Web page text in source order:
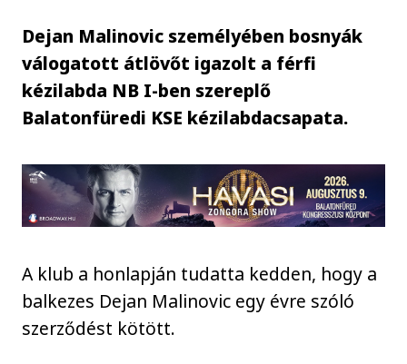
Dejan Malinovic személyében bosnyák
válogatott átlövőt igazolt a férfi
kézilabda NB I-ben szereplő
Balatonfüredi KSE kézilabdacsapata.
A klub a honlapján tudatta kedden, hogy a
balkezes Dejan Malinovic egy évre szóló
szerződést kötött.